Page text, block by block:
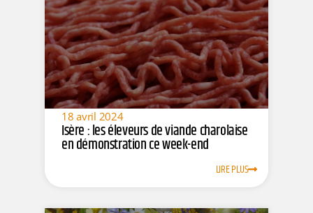
18 avril 2024
Isère : les éleveurs de viande charolaise
en démonstration ce week-end
LIRE PLUS